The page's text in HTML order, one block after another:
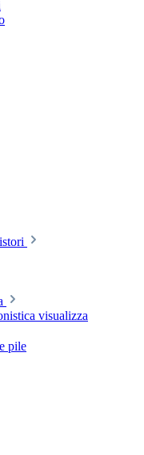
visualizza
pile